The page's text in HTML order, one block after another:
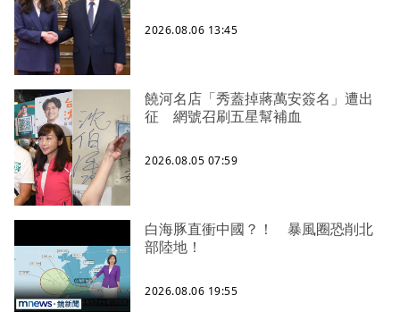
2026.08.06 13:45
饒河名店「秀蓋掉蔣萬安簽名」遭出
征 網號召刷五星幫補血
2026.08.05 07:59
白海豚直衝中國？！ 暴風圈恐削北
部陸地！
2026.08.06 19:55